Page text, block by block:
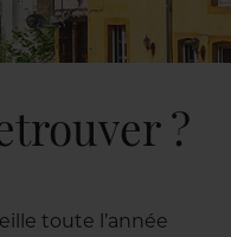
?
toute l’année